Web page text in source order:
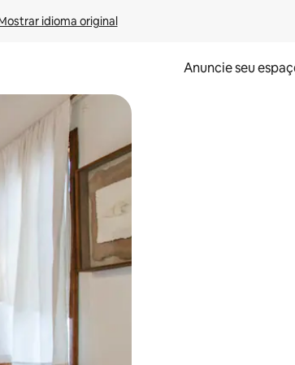
idioma original
Anuncie seu
tocando e deslizando o dedo na tela.